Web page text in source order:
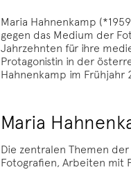
Maria Hahnenkamp
gegen das Medium der
Jahrzehnten für ihre
Protagonistin in der
Hahnenkamp im Frühjahr
Maria
Die zentralen Themen
Fotografien, Arbeiten mit